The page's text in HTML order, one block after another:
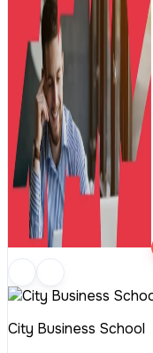
City Business School